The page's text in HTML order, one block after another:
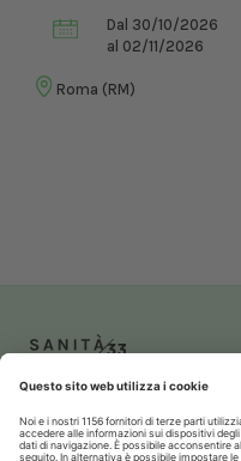
Dal 30/10/2026
al 02/11/2026
Roma (RM)